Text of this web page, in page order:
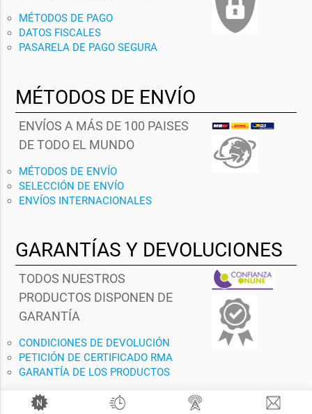
MÉTODOS DE PAGO
DATOS FISCALES
PASARELA DE PAGO SEGURA
MÉTODOS DE ENVÍO
ENVÍOS A MÁS DE 100 PAISES
DE TODO EL MUNDO
MÉTODOS DE ENVÍO
SELECCIÓN DE ENVÍO
ENVÍOS INTERNACIONALES
GARANTÍAS Y DEVOLUCIONES
TODOS NUESTROS
PRODUCTOS DISPONEN DE
GARANTÍA
CONDICIONES DE DEVOLUCIÓN
PETICIÓN DE CERTIFICADO RMA
GARANTÍA DE LOS PRODUCTOS